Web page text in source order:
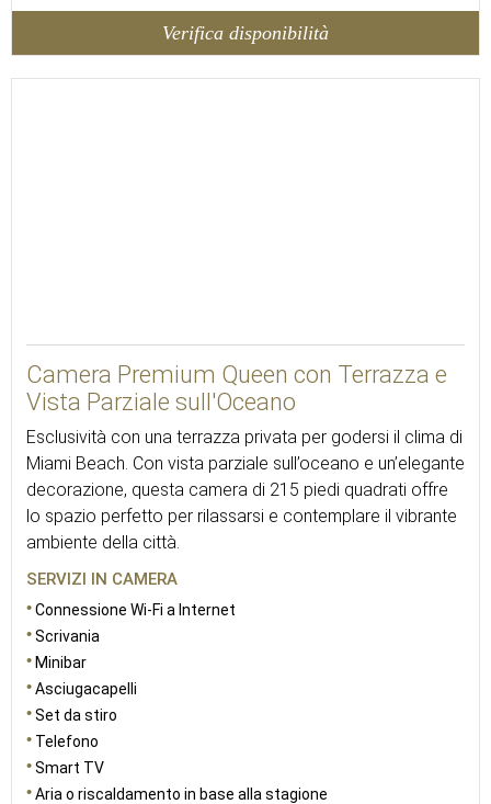
Verifica disponibilità
Camera Premium Queen con Terrazza e
Vista Parziale sull'Oceano
Esclusività con una terrazza privata per godersi il clima di
Miami Beach. Con vista parziale sull’oceano e un’elegante
decorazione, questa camera di 215 piedi quadrati offre
lo spazio perfetto per rilassarsi e contemplare il vibrante
ambiente della città.
SERVIZI IN CAMERA
Connessione Wi-Fi a Internet
Scrivania
Minibar
Asciugacapelli
Set da stiro
Telefono
Smart TV
Aria o riscaldamento in base alla stagione